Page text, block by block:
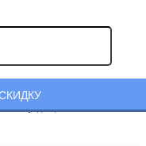
конфиденциальности.